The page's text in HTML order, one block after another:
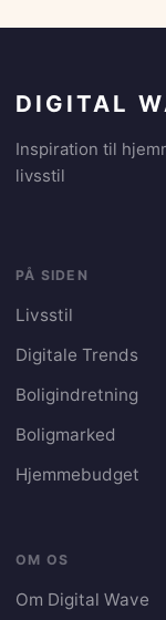
DIGITAL
Inspiration til
livsstil
PÅ SIDEN
Livsstil
Digitale Trends
Boligindretning
Boligmarked
Hjemmebudget
OM OS
Om Digital Wave